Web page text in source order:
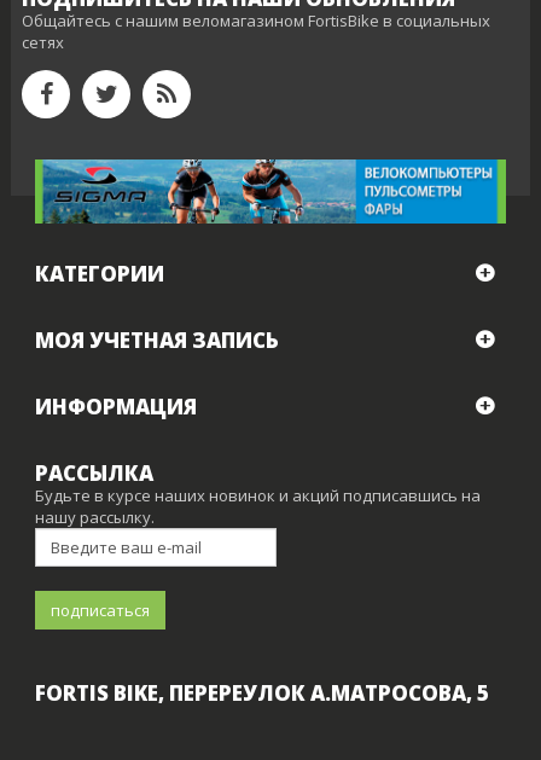
Общайтесь с нашим веломагазином FortisBike в социальных
сетях
КАТЕГОРИИ
МОЯ УЧЕТНАЯ ЗАПИСЬ
ИНФОРМАЦИЯ
РАССЫЛКА
Будьте в курсе наших новинок и акций подписавшись на
нашу рассылку.
FORTIS BIKE, ПЕРЕРЕУЛОК А.МАТРОСОВА, 5